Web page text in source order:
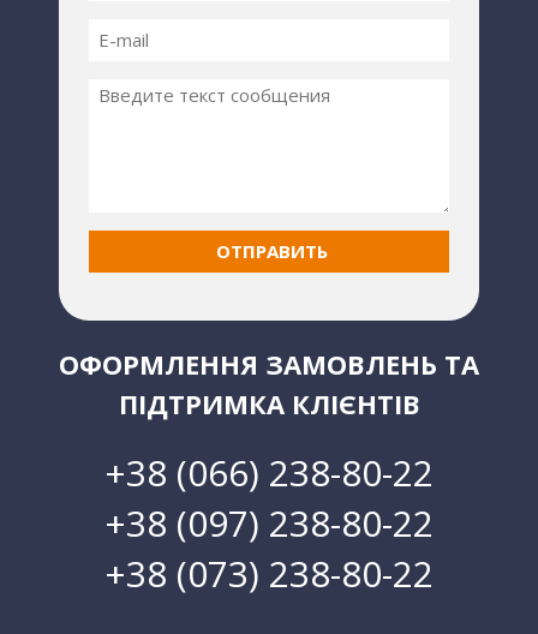
ОФОРМЛЕННЯ ЗАМОВЛЕНЬ ТА
ПІДТРИМКА КЛІЄНТІВ
+38 (066) 238-80-22
+38 (097) 238-80-22
+38 (073) 238-80-22